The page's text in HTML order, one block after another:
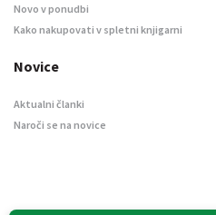
Novo v ponudbi
Kako nakupovati v spletni knjigarni
Novice
Aktualni članki
Naroči se na novice